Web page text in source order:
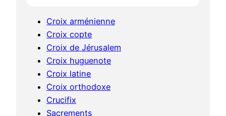
Croix arménienne
Croix copte
Croix de Jérusalem
Croix huguenote
Croix latine
Croix orthodoxe
Crucifix
Sacrements